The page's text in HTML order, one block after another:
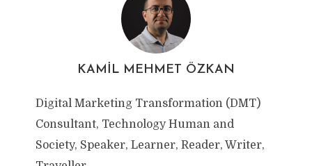
KAMIL MEHMET ÖZKAN
Digital Marketing Transformation (DMT)
Consultant, Technology Human and
Society, Speaker, Learner, Reader, Writer,